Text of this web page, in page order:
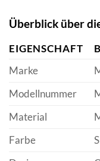
Überblick über
EIGENSCHAFT
Marke
Modellnummer
Material
Farbe